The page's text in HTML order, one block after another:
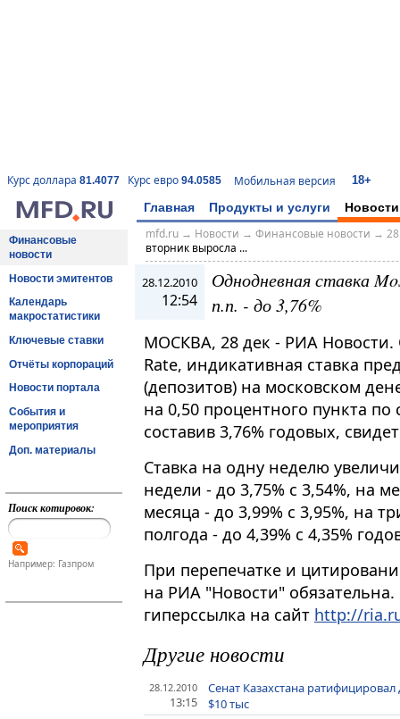
Курс доллара 81.4077 Курс евро 94.0585 Мобильная версия 18+
Главная Продукты и услуги Новости
Финансовые
новости
Новости эмитентов
Календарь
макростатистики
Ключевые ставки
Отчёты корпораций
Новости портала
События и
мероприятия
Доп. материалы
Поиск котировок:
Например: Газпром
mfd.ru→ Новости → Финансовые новости →
вторник выросла ...
28.12.2010
12:54
Однодневная ставка
п.п. - до 3,76%
МОСКВА, 28 дек - РИА Новости.
Rate, индикативная ставка
(депозитов) на московском
на 0,50 процентного пункта
составив 3,76% годовых,
Ставка на одну неделю
недели - до 3,75% с 3,54%, на
месяца - до 3,99% с 3,95%, на
полгода - до 4,39% с 4,35%
При перепечатке и
на РИА "Новости"
гиперссылка на сайт http://
Другие новости
28.12.2010
13:15
Сенат Казахстана
$10 тыс